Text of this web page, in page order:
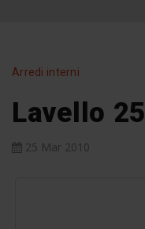
Arredi interni
Lavello 25
25 Mar 2010